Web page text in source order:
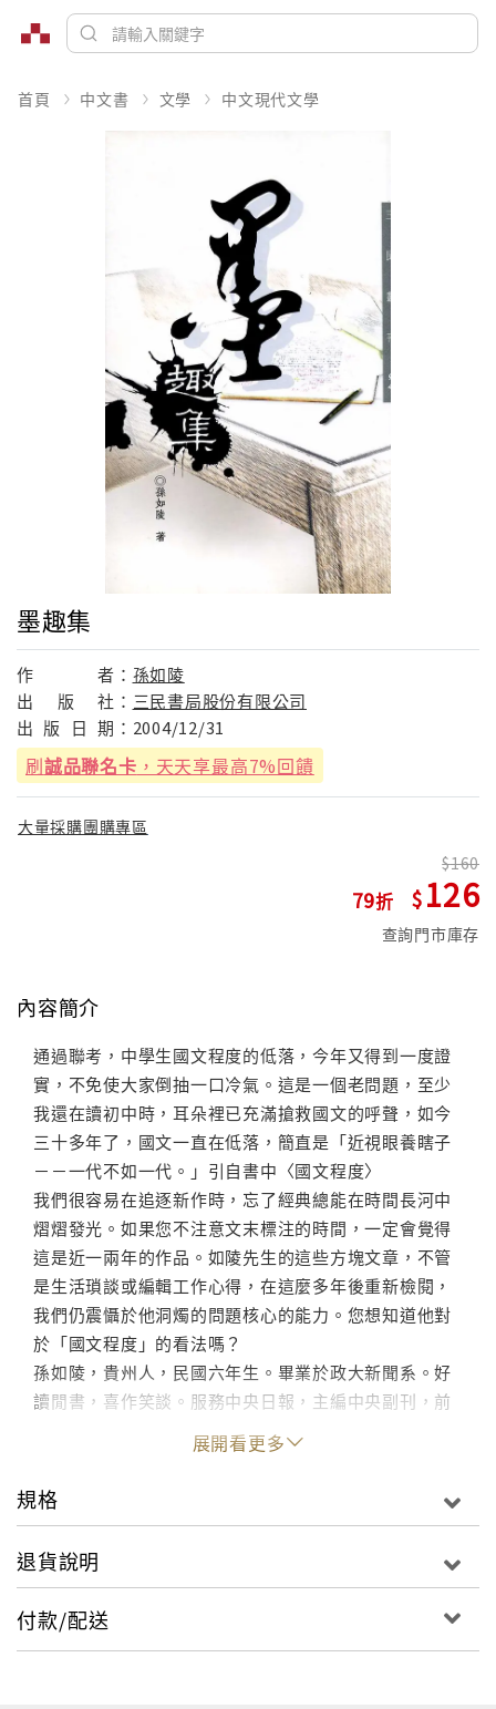
首頁 中文書 文學 中文現代文學
墨趣集
作 者： 孫如陵
出
版 社： 三民書局股份有限公司
出 版 日 期： 2004/12/31
刷誠品聯名卡 ，天天享最高7%回饋
大量採購團購專區
79
160
126
查詢門市庫存
內容簡介
通過聯考，中學生國文程度的低落，今年又得到一度證
實，不免使大家倒抽一口冷氣。這是一個老問題，至少
我還在讀初中時，耳朵裡已充滿搶救國文的呼聲，如今
三十多年了，國文一直在低落，簡直是「近視眼養瞎子
－－一代不如一代。」引自書中〈國文程度〉
我們很容易在追逐新作時，忘了經典總能在時間長河中
熠熠發光。如果您不注意文末標注的時間，一定會覺得
這是近一兩年的作品。如陵先生的這些方塊文章，不管
是生活瑣談或編輯工作心得，在這麼多年後重新檢閱，
我們仍震懾於他洞燭的問題核心的能力。您想知道他對
於「國文程度」的看法嗎？
孫如陵，貴州人，民國六年生。畢業於政大新聞系。好
讀閒書，喜作笑談。服務中央日報，主編中央副刊，前
後亙三十年，每多創意，為人所樂道。孫氏少小習文，
熟讀深思，勤於寫作，所寫方塊，涉事成趣，筆鋒常帶
幽默，具有可讀性。
展開看更多
規格
退貨說明
付款/配送